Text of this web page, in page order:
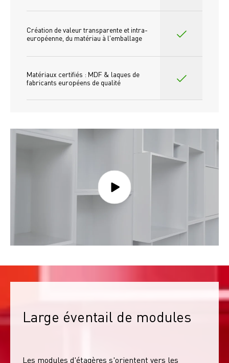
Création de valeur transparente et intra-
européenne, du matériau à l'emballage
Matériaux certifiés : MDF & laques de
fabricants européens de qualité
Large éventail de modules
Les modules d'étagères s'orientent vers les